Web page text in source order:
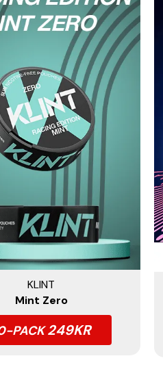
KLINT
Mint Zero
PACK249KR